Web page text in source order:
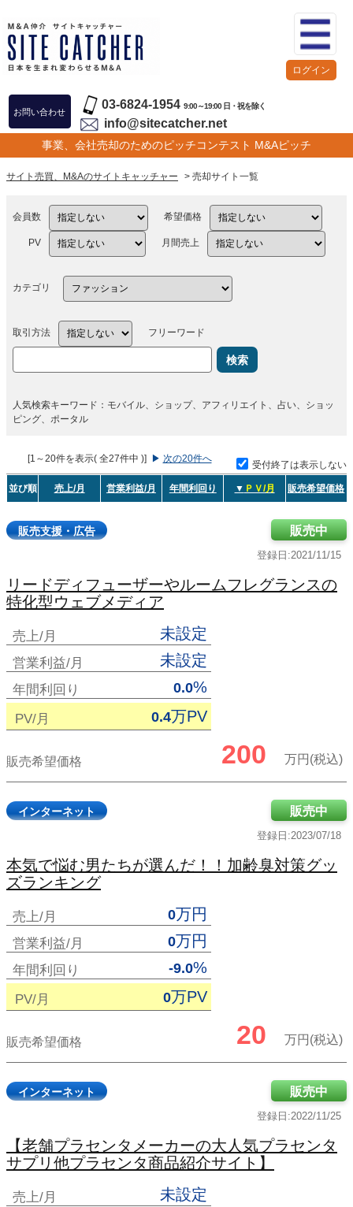
お問い合わせ
03-6824-1954 9:00～19:00 日・祝を除く
info@sitecatcher.net
事業、会社売却のためのピッチコンテスト M&Aピッチ
ログイン
サイト売買、M&Aのサイトキャッチャー > 売却サイト一覧
会員数 希望価格
PV 月間売上
カテゴリ
取引方法 フリーワード
検索
人気検索キーワード：モバイル、ショップ、アフィリエイト、占い、ショッ
ピング、ポータル
[1～20件を表示( 全27件中 )] ▶ 次の20件へ
受付終了は表示しない
並び順 売上/月 営業利益/月 年間利回り ▼ ＰＶ/月 販売希望価格
販売支援・広告
登録日:2021/11/15
販売中
リードディフューザーやルームフレグランスの
特化型ウェブメディア
売上/月 未設定
営業利益/月 未設定
年間利回り 0.0%
PV/月 0.4万PV
販売希望価格 200 万円(税込)
インターネット
登録日:2023/07/18
販売中
本気で悩む男たちが選んだ！！加齢臭対策グッ
ズランキング
売上/月 0万円
営業利益/月 0万円
年間利回り -9.0%
PV/月 0万PV
販売希望価格 20 万円(税込)
インターネット
登録日:2022/11/25
販売中
【老舗プラセンタメーカーの大人気プラセンタ
サプリ他プラセンタ商品紹介サイト】
売上/月 未設定